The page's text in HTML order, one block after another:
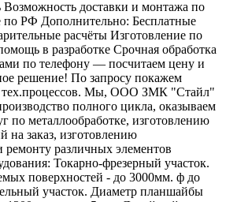
Возможность доставки и монтажа по
РФ Дополнительно: Бесплатные
расчёты Изготовление по
в разработке Срочная обработка
по телефону — посчитаем цену и
решение! По запросу покажем
тех.процессов. Мы, ООО ЗМК "Стайл"
полного цикла, оказываем
по металлообработке, изготовлению
на заказ, изготовлению
ремонту различных элементов
Токарно-фрезерный участок.
поверхностей - до 3000мм. ф до
участок. Диаметр планшайбы